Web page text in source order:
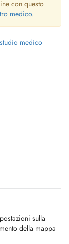
con questo
medico.
medico
sulla
della mappa